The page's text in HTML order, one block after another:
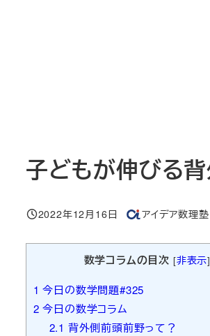
子どもが伸びる
投稿日
2022年12月16日
著
アイデア数理塾
数学コラムの目次 [非表示]
1 今日の数学問題#325
2 今日の数学コラム
2.1 背外側前頭前野って？